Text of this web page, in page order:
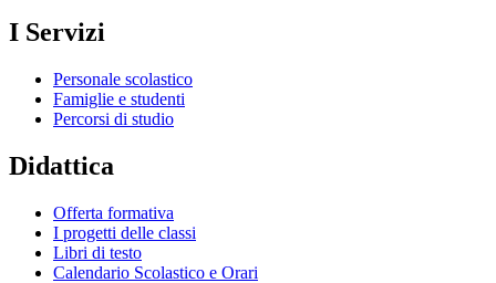
I Servizi
Personale scolastico
Famiglie e studenti
Percorsi di studio
Didattica
Offerta formativa
I progetti delle classi
Libri di testo
Calendario Scolastico e Orari